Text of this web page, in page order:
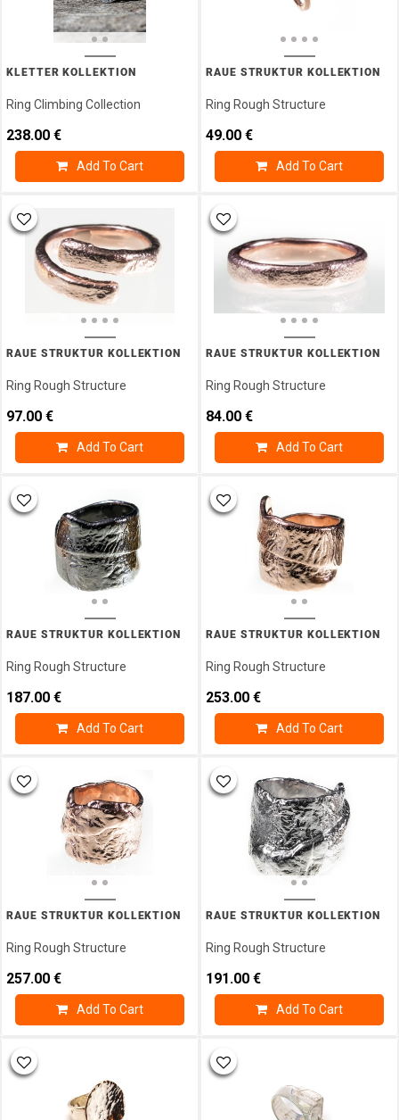
KLETTER KOLLEKTION
Ring Climbing Collection
238.00 €
Add To Cart
RAUE STRUKTUR KOLLEKTION
Ring Rough Structure
49.00 €
Add To Cart
RAUE STRUKTUR KOLLEKTION
Ring Rough Structure
97.00 €
Add To Cart
RAUE STRUKTUR KOLLEKTION
Ring Rough Structure
84.00 €
Add To Cart
RAUE STRUKTUR KOLLEKTION
Ring Rough Structure
187.00 €
Add To Cart
RAUE STRUKTUR KOLLEKTION
Ring Rough Structure
253.00 €
Add To Cart
RAUE STRUKTUR KOLLEKTION
Ring Rough Structure
257.00 €
Add To Cart
RAUE STRUKTUR KOLLEKTION
Ring Rough Structure
191.00 €
Add To Cart